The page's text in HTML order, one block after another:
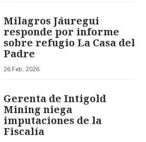
Milagros Jáuregui
responde por informe
sobre refugio La Casa del
Padre
26 Feb, 2026
Gerenta de Intigold
Mining niega
imputaciones de la
Fiscalía